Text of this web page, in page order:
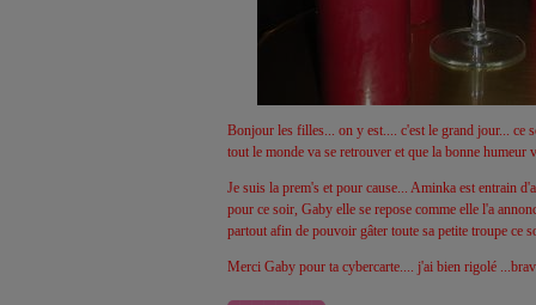
Bonjour les filles... on y est.... c'est le grand jour... ce
tout le monde va se retrouver et que la bonne humeur
Je suis la prem's et pour cause... Aminka est entrain
pour ce soir, Gaby elle se repose comme elle l'a
partout afin de pouvoir gâter toute sa petite troupe ce
Merci Gaby pour ta cybercarte.... j'ai bien rigolé